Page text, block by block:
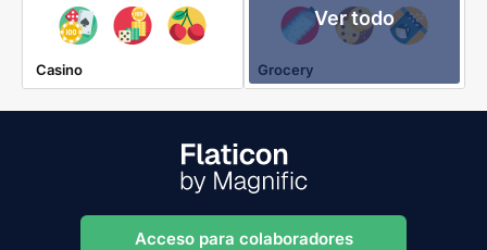
Casino
Ver todo
Grocery
Acceso para colaboradores